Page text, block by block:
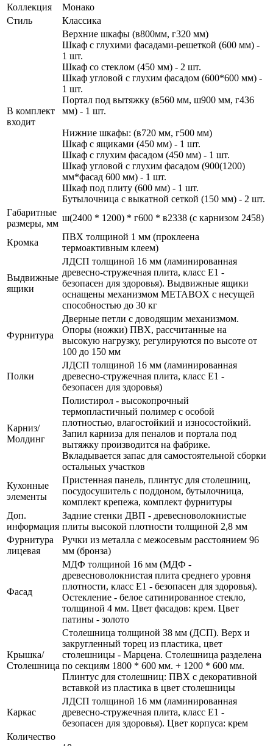
Коллекция
Монако
Стиль
Классика
В комплект
входит
Верхние шкафы (в800мм, г320 мм)
Шкаф с глухими фасадами-решеткой (600 мм) -
1 шт.
Шкаф со стеклом (450 мм) - 2 шт.
Шкаф угловой с глухим фасадом (600*600 мм) -
1 шт.
Портал под вытяжку (в560 мм, ш900 мм, г436
мм) - 1 шт.
Нижние шкафы: (в720 мм, г500 мм)
Шкаф с ящиками (450 мм) - 1 шт.
Шкаф с глухим фасадом (450 мм) - 1 шт.
Шкаф угловой с глухим фасадом (900(1200)
мм*фасад 600 мм) - 1 шт.
Шкаф под плиту (600 мм) - 1 шт.
Бутылочница с выкатной сеткой (150 мм) - 2 шт.
Габаритные
размеры, мм
ш(2400 * 1200) * г600 * в2338 (с карнизом 2458)
Кромка
ПВХ толщиной 1 мм (проклеена
термоактивным клеем)
Выдвижные
ящики
ЛДСП толщиной 16 мм (ламинированная
древесно-стружечная плита, класс E1 -
безопасен для здоровья). Выдвижные ящики
оснащены механизмом МЕТАBOX с несущей
способностью до 30 кг
Фурнитура
Дверные петли с доводящим механизмом.
Опоры (ножки) ПВХ, рассчитанные на
высокую нагрузку, регулируются по высоте от
100 до 150 мм
Полки
ЛДСП толщиной 16 мм (ламинированная
древесно-стружечная плита, класс E1 -
безопасен для здоровья)
Карниз/
Молдинг
Полистирол - высокопрочный
термопластичный полимер с особой
плотностью, влагостойкий и износостойкий.
Запил карниза для пеналов и портала под
вытяжку производится на фабрике.
Вкладывается запас для самостоятельной сборки
остальных участков
Кухонные
элементы
Пристенная панель, плинтус для столешниц,
посудосушитель с поддоном, бутылочница,
комплект крепежа, комплект фурнитуры
Доп.
информация
Задние стенки ДВП - древесноволокнистые
плиты высокой плотности толщиной 2,8 мм
Фурнитура
лицевая
Ручки из металла с межосевым расстоянием 96
мм (бронза)
Фасад
МДФ толщиной 16 мм (МДФ -
древесноволокнистая плита среднего уровня
плотности, класс E1 - безопасен для здоровья).
Остекление - белое сатинированное стекло,
толщиной 4 мм. Цвет фасадов: крем. Цвет
патины - золото
Крышка/
Столешница
Столешница толщиной 38 мм (ДСП). Верх и
закругленный торец из пластика, цвет
столешницы - Марцена. Столешница разделена
по секциям 1800 * 600 мм. + 1200 * 600 мм.
Плинтус для столешниц: ПВХ с декоративной
вставкой из пластика в цвет столешницы
Каркас
ЛДСП толщиной 16 мм (ламинированная
древесно-стружечная плита, класс E1 -
безопасен для здоровья). Цвет корпуса: крем
Количество